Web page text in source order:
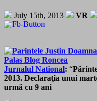
July 15th, 2013 VR
Jurnalul National: “
2013. Declaraţia unui
urmă cu 9 ani